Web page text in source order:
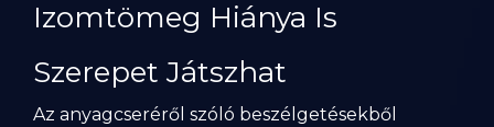
Izomtömeg Hiánya Is
Szerepet Játszhat
Az anyagcseréről szóló beszélgetésekből